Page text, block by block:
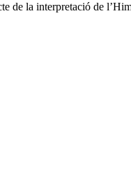
de la interpretació de